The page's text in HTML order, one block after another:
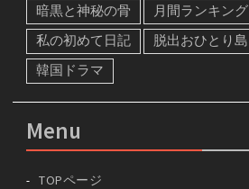
暗黒と神秘の骨
月間ランキング
私の初めて日記
脱出おひとり島
韓国ドラマ
Menu
TOPページ